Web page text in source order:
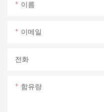
이름
이메일
전화
함유량